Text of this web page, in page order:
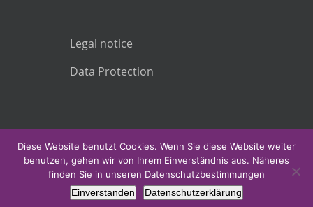
Legal notice
Data Protection
Diese Website benutzt Cookies. Wenn Sie diese Website weiter
benutzen, gehen wir von Ihrem Einverständnis aus. Näheres
finden Sie in unseren Datenschutzbestimmungen
Einverstanden
Datenschutzerklärung